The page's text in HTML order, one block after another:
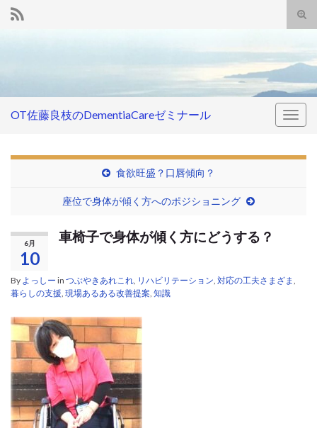
OT佐藤良枝のDementiaCareゼミナール
食欲旺盛？口唇傾向？
座位で身体が傾く方へのポジショニング
6月
10
車椅子で身体が傾く方にどうする？
By よっしー in つぶやきあれこれ リハビリテーション 対応の工夫さまざま
暮らしの支援 現場あるある改善提案 知識